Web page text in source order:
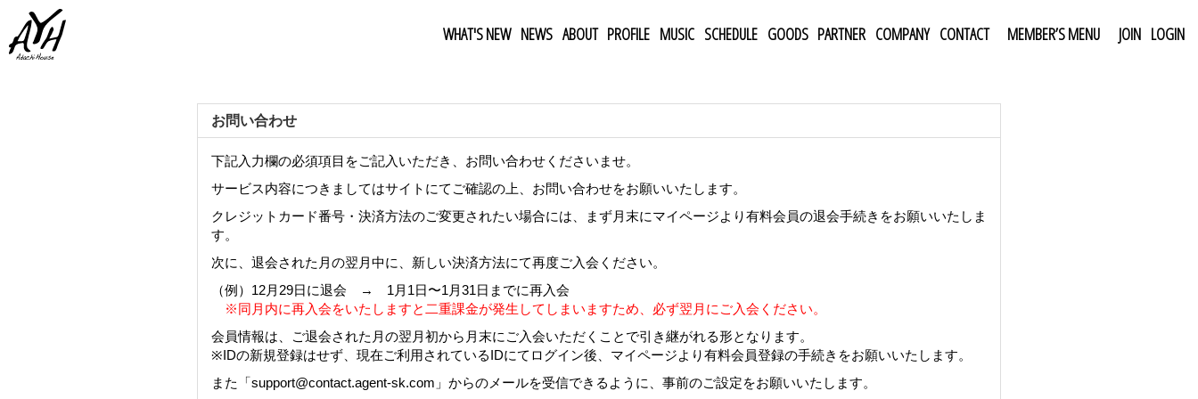
WHAT'S NEW NEWS ABOUT PROFILE MUSIC SCHEDULE GOODS PARTNER COMPANY CONTACT MEMBER’S MENU JOIN LOGIN
お問い合わせ
下記入力欄の必須項目をご記入いただき、お問い合わせくださいませ。
サービス内容につきましてはサイトにてご確認の上、お問い合わせをお願いいたします。
クレジットカード番号・決済方法のご変更されたい場合には、まず月末にマイページより有料会員の退会手続きをお願いいたしま
す。
次に、退会された月の翌月中に、新しい決済方法にて再度ご入会ください。
（例）12月29日に退会 → 1月1日〜1月31日までに再入会
※同月内に再入会をいたしますと二重課金が発生してしまいますため、必ず翌月にご入会ください。
会員情報は、ご退会された月の翌月初から月末にご入会いただくことで引き継がれる形となります。
※IDの新規登録はせず、現在ご利用されているIDにてログイン後、マイページより有料会員登録の手続きをお願いいたします。
また「support@contact.agent-sk.com」からのメールを受信できるように、事前のご設定をお願いいたします。